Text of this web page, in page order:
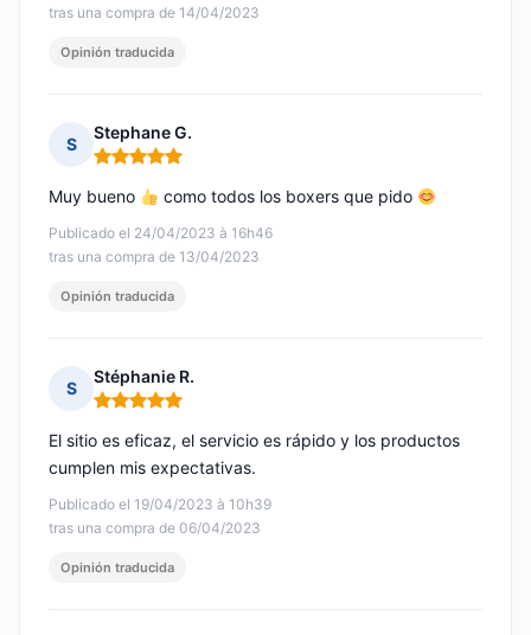
tras una compra de 14/04/2023
Opinión traducida
S
Stephane G.
Nota: 5 de 5
Publicado el 24/04/2023 à 16h46
tras una compra de 13/04/2023
Muy bueno como todos los boxers que pido
Opinión traducida
S
Stéphanie R.
Nota: 5 de 5
Publicado el 19/04/2023 à 10h39
tras una compra de 06/04/2023
El sitio es eficaz, el servicio es rápido y los productos
cumplen mis expectativas.
Opinión traducida